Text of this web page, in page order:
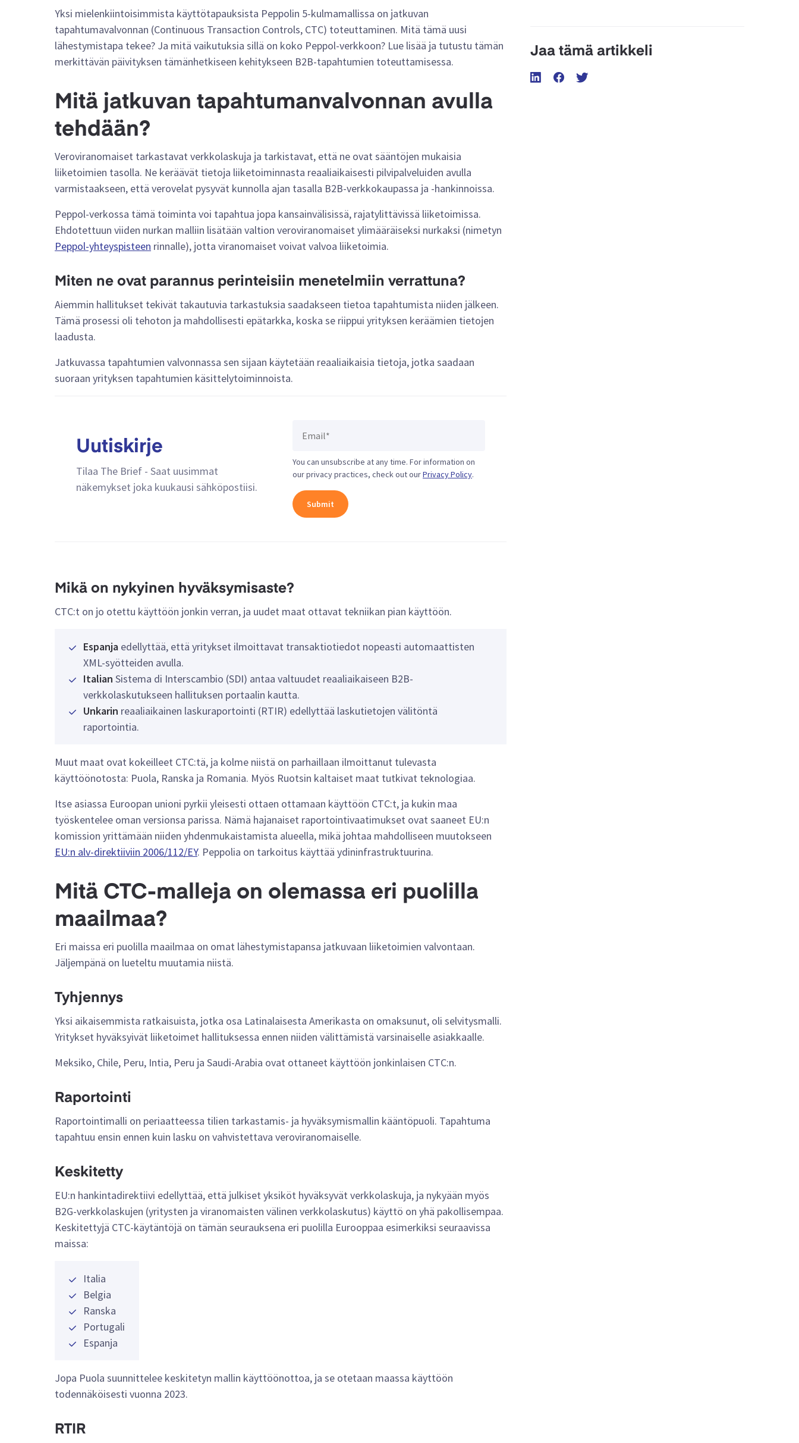
Yksi mielenkiintoisimmista käyttötapauksista Peppolin 5-kulmamallissa on jatkuvan
tapahtumavalvonnan (Continuous Transaction Controls, CTC) toteuttaminen. Mitä tämä uusi
lähestymistapa tekee? Ja mitä vaikutuksia sillä on koko Peppol-verkkoon? Lue lisää ja tutustu tämän
merkittävän päivityksen tämänhetkiseen kehitykseen B2B-tapahtumien toteuttamisessa.
Mitä jatkuvan tapahtumanvalvonnan avulla
tehdään?
Veroviranomaiset tarkastavat verkkolaskuja ja tarkistavat, että ne ovat sääntöjen mukaisia
liiketoimien tasolla. Ne keräävät tietoja liiketoiminnasta reaaliaikaisesti pilvipalveluiden avulla
varmistaakseen, että verovelat pysyvät kunnolla ajan tasalla B2B-verkkokaupassa ja -hankinnoissa.
Peppol-verkossa tämä toiminta voi tapahtua jopa kansainvälisissä, rajatylittävissä liiketoimissa.
Ehdotettuun viiden nurkan malliin lisätään valtion veroviranomaiset ylimääräiseksi nurkaksi (nimetyn
Peppol-yhteyspisteen rinnalle), jotta viranomaiset voivat valvoa liiketoimia.
Miten ne ovat parannus perinteisiin menetelmiin verrattuna?
Aiemmin hallitukset tekivät takautuvia tarkastuksia saadakseen tietoa tapahtumista niiden jälkeen.
Tämä prosessi oli tehoton ja mahdollisesti epätarkka, koska se riippui yrityksen keräämien tietojen
laadusta.
Jatkuvassa tapahtumien valvonnassa sen sijaan käytetään reaaliaikaisia tietoja, jotka saadaan
suoraan yrityksen tapahtumien käsittelytoiminnoista.
Uutiskirje
Tilaa The Brief - Saat uusimmat
näkemykset joka kuukausi sähköpostiisi.
You can unsubscribe at any time. For information on
our privacy practices, check out ourPrivacy Policy.
Mikä on nykyinen hyväksymisaste?
CTC:t on jo otettu käyttöön jonkin verran, ja uudet maat ottavat tekniikan pian käyttöön.
Espanja edellyttää, että yritykset ilmoittavat transaktiotiedot nopeasti automaattisten
XML-syötteiden avulla.
Italian Sistema di Interscambio (SDI) antaa valtuudet reaaliaikaiseen B2B-
verkkolaskutukseen hallituksen portaalin kautta.
Unkarin reaaliaikainen laskuraportointi (RTIR) edellyttää laskutietojen välitöntä
raportointia.
Muut maat ovat kokeilleet CTC:tä, ja kolme niistä on parhaillaan ilmoittanut tulevasta
käyttöönotosta: Puola, Ranska ja Romania. Myös Ruotsin kaltaiset maat tutkivat teknologiaa.
Itse asiassa Euroopan unioni pyrkii yleisesti ottaen ottamaan käyttöön CTC:t, ja kukin maa
työskentelee oman versionsa parissa. Nämä hajanaiset raportointivaatimukset ovat saaneet EU:n
komission yrittämään niiden yhdenmukaistamista alueella, mikä johtaa mahdolliseen muutokseen
EU:n alv-direktiiviin 2006/112/EY. Peppolia on tarkoitus käyttää ydininfrastruktuurina.
Mitä CTC-malleja on olemassa eri puolilla
maailmaa?
Eri maissa eri puolilla maailmaa on omat lähestymistapansa jatkuvaan liiketoimien valvontaan.
Jäljempänä on lueteltu muutamia niistä.
Tyhjennys
Yksi aikaisemmista ratkaisuista, jotka osa Latinalaisesta Amerikasta on omaksunut, oli selvitysmalli.
Yritykset hyväksyivät liiketoimet hallituksessa ennen niiden välittämistä varsinaiselle asiakkaalle.
Meksiko, Chile, Peru, Intia, Peru ja Saudi-Arabia ovat ottaneet käyttöön jonkinlaisen CTC:n.
Raportointi
Raportointimalli on periaatteessa tilien tarkastamis- ja hyväksymismallin kääntöpuoli. Tapahtuma
tapahtuu ensin ennen kuin lasku on vahvistettava veroviranomaiselle.
Keskitetty
EU:n hankintadirektiivi edellyttää, että julkiset yksiköt hyväksyvät verkkolaskuja, ja nykyään myös
B2G-verkkolaskujen (yritysten ja viranomaisten välinen verkkolaskutus) käyttö on yhä pakollisempaa.
Keskitettyjä CTC-käytäntöjä on tämän seurauksena eri puolilla Eurooppaa esimerkiksi seuraavissa
maissa:
Italia
Belgia
Ranska
Portugali
Espanja
Jopa Puola suunnittelee keskitetyn mallin käyttöönottoa, ja se otetaan maassa käyttöön
todennäköisesti vuonna 2023.
RTIR
Jaa tämä artikkeli